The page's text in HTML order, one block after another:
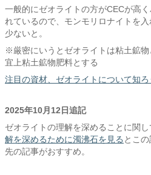
一般的にゼオライトの方がCECが高
れているので、モンモリロナイトを
少ないと。
※厳密にいうとゼオライトは粘土鉱
宜上粘土鉱物肥料とする
注目の資材、ゼオライトについて知ろ
2025年10月12日追記
ゼオライトの理解を深めることに関し
解を深めるために濁沸石を見る とこ
先の記事がおすすめ。